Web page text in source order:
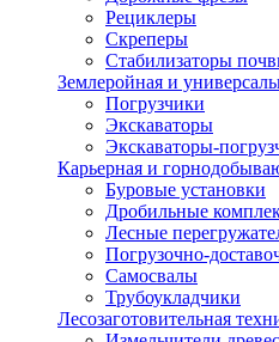
Рециклеры
Скреперы
Стабилизаторы
Землеройная и
Погрузчики
Экскаваторы
Экскаваторы-
Карьерная и
Буровые установки
Дробильные
Лесные
Погрузочно-
Самосвалы
Трубоукладчики
Лесозаготовительная